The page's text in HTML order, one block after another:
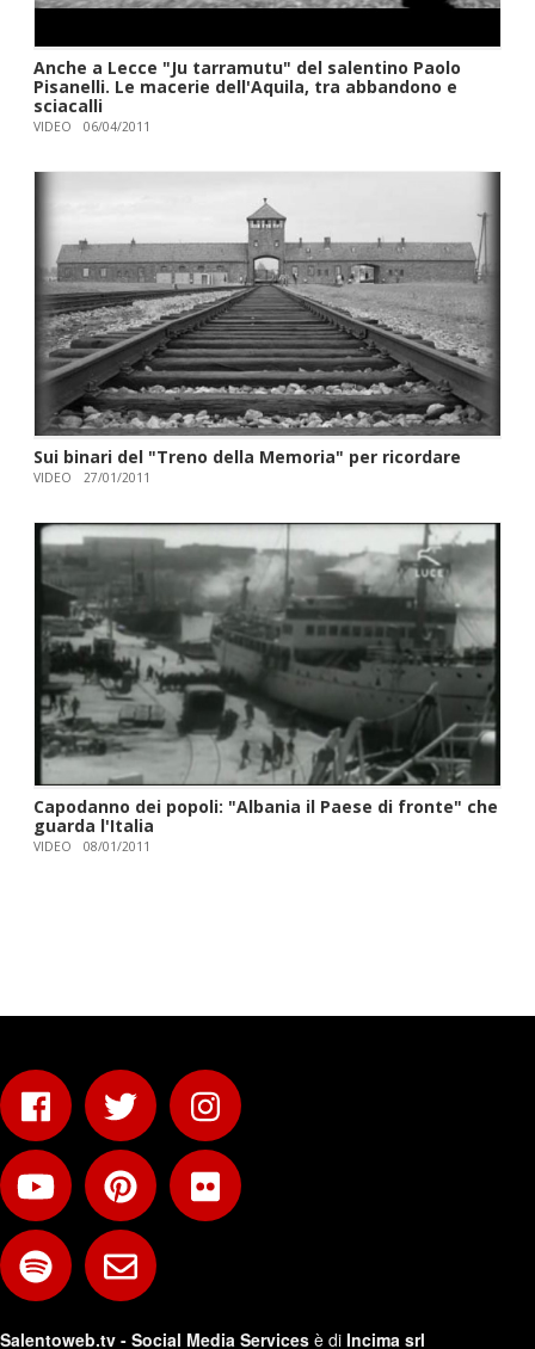
Anche a Lecce "Ju tarramutu" del salentino Paolo
Pisanelli. Le macerie dell'Aquila, tra abbandono e
sciacalli
VIDEO 06/04/2011
Sui binari del "Treno della Memoria" per ricordare
VIDEO 27/01/2011
Capodanno dei popoli: "Albania il Paese di fronte" che
guarda l'Italia
VIDEO 08/01/2011
Salentoweb.tv - Social Media Services è di Incima srl